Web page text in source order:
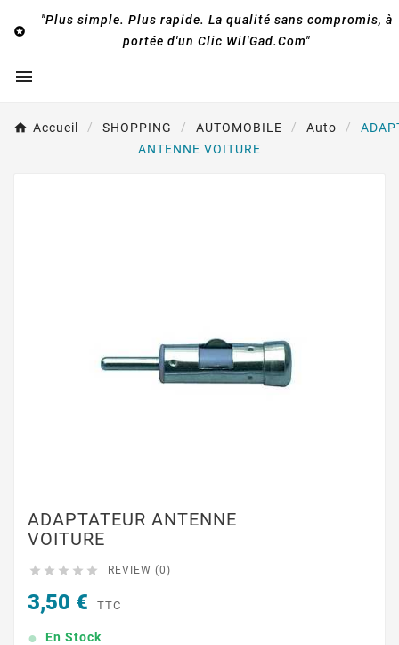

"Plus simple. Plus rapide. La qualité sans compromis, à
portée d'un Clic Wil'Gad.Com"

Accueil SHOPPING AUTOMOBILE Auto
ANTENNE VOITURE
ADAPTATEUR ANTENNE
VOITURE
     REVIEW (0)
3,50 € TTC
En Stock